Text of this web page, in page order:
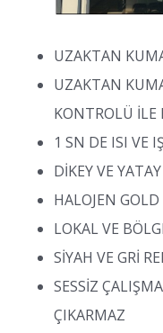
UZAKTAN
UZAKTAN
KONTROLÜ İLE
1 SN DE ISI VE
DİKEY VE
HALOJEN
LOKAL VE
SİYAH VE GRİ
SESSİZ
ÇIKARMAZ